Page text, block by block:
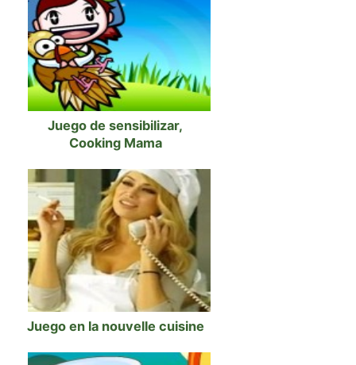
Juego de sensibilizar,
Cooking Mama
Juego en la nouvelle cuisine